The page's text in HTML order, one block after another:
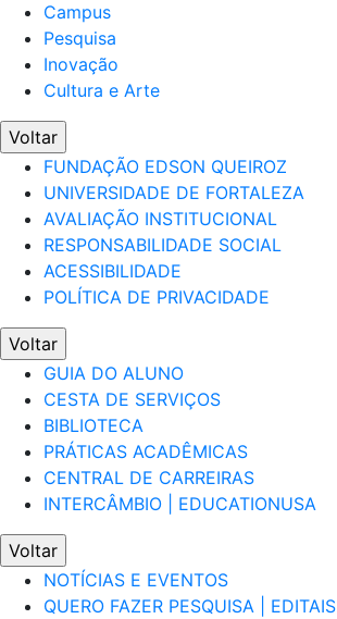
Campus
Pesquisa
Inovação
Cultura e Arte
Voltar
FUNDAÇÃO EDSON QUEIROZ
UNIVERSIDADE DE FORTALEZA
AVALIAÇÃO INSTITUCIONAL
RESPONSABILIDADE SOCIAL
ACESSIBILIDADE
POLÍTICA DE PRIVACIDADE
Voltar
GUIA DO ALUNO
CESTA DE SERVIÇOS
BIBLIOTECA
PRÁTICAS ACADÊMICAS
CENTRAL DE CARREIRAS
INTERCÂMBIO | EDUCATIONUSA
Voltar
NOTÍCIAS E EVENTOS
QUERO FAZER PESQUISA | EDITAIS